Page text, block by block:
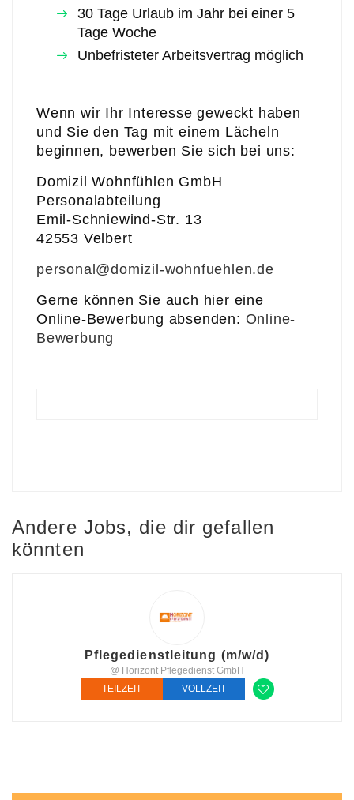
30 Tage Urlaub im Jahr bei einer 5
Tage Woche
Unbefristeter Arbeitsvertrag möglich
Wenn wir Ihr Interesse geweckt haben
und Sie den Tag mit einem Lächeln
beginnen, bewerben Sie sich bei uns:
Domizil Wohnfühlen GmbH
Personalabteilung
Emil-Schniewind-Str. 13
42553 Velbert
personal@domizil-wohnfuehlen.de
Gerne können Sie auch hier eine
Online-Bewerbung absenden: Online-
Bewerbung
Andere Jobs, die dir gefallen
könnten
Pflegedienstleitung (m/w/d)
@ Horizont Pflegedienst GmbH
TEILZEIT
VOLLZEIT